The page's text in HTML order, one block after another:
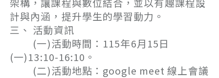
計與內涵，提升學生的學習動力。
三、 活動資訊
(一)活動時間：115年6月15日
(一)13:10-16:10。
(二)活動地點：google meet 線上會議